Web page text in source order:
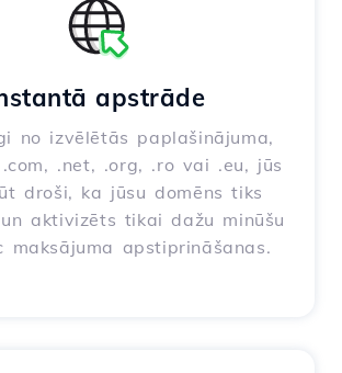
apstrāde
no izvēlētās paplašinājuma,
.net, .org, .ro vai .eu, jūs
droši, ka jūsu domēns tiks
aktivizēts tikai dažu minūšu
maksājuma apstiprināšanas.